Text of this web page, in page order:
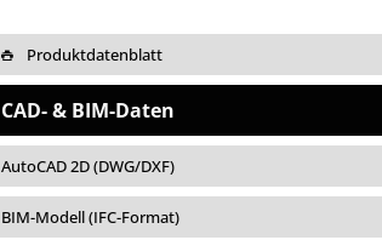
Produktdatenblatt
CAD- & BIM-Daten
AutoCAD 2D (DWG/DXF)
BIM-Modell (IFC-Format)